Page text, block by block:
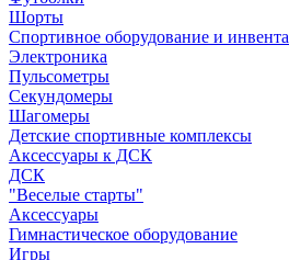
Шорты
Спортивное оборудование и
Электроника
Пульсометры
Секундомеры
Шагомеры
Детские спортивные комплексы
Аксессуары к ДСК
ДСК
"Веселые старты"
Аксессуары
Гимнастическое оборудование
Игры